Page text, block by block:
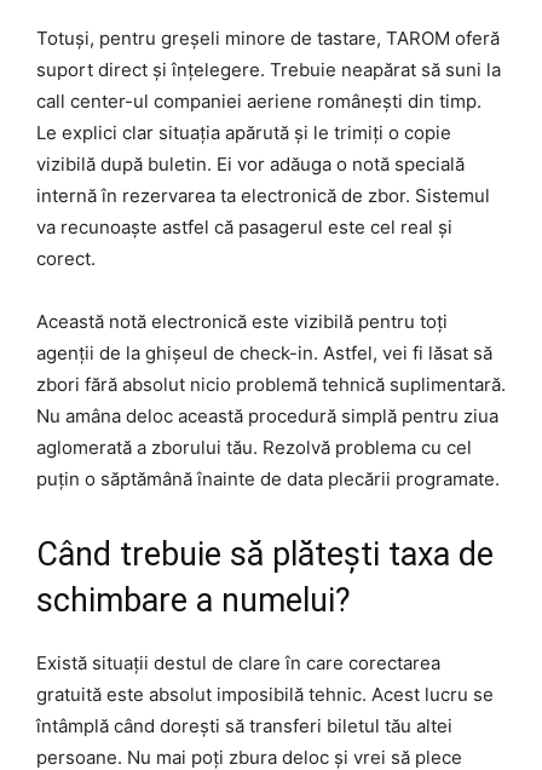
Totuși, pentru greșeli minore de tastare, TAROM oferă
suport direct și înțelegere. Trebuie neapărat să suni la
call center-ul companiei aeriene românești din timp.
Le explici clar situația apărută și le trimiți o copie
vizibilă după buletin. Ei vor adăuga o notă specială
internă în rezervarea ta electronică de zbor. Sistemul
va recunoaște astfel că pasagerul este cel real și
corect.
Această notă electronică este vizibilă pentru toți
agenții de la ghișeul de check-in. Astfel, vei fi lăsat să
zbori fără absolut nicio problemă tehnică suplimentară.
Nu amâna deloc această procedură simplă pentru ziua
aglomerată a zborului tău. Rezolvă problema cu cel
puțin o săptămână înainte de data plecării programate.
Când trebuie să plătești taxa de
schimbare a numelui?
Există situații destul de clare în care corectarea
gratuită este absolut imposibilă tehnic. Acest lucru se
întâmplă când dorești să transferi biletul tău altei
persoane. Nu mai poți zbura deloc și vrei să plece